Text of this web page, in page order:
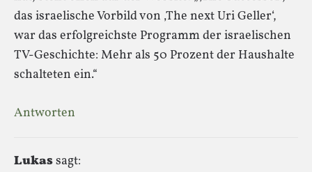
das israelische Vorbild von ‚The next Uri Geller‘,
war das erfolgreichste Programm der israelischen
TV-Geschichte: Mehr als 50 Prozent der Haushalte
schalteten ein.“
Antworten
Lukassagt: